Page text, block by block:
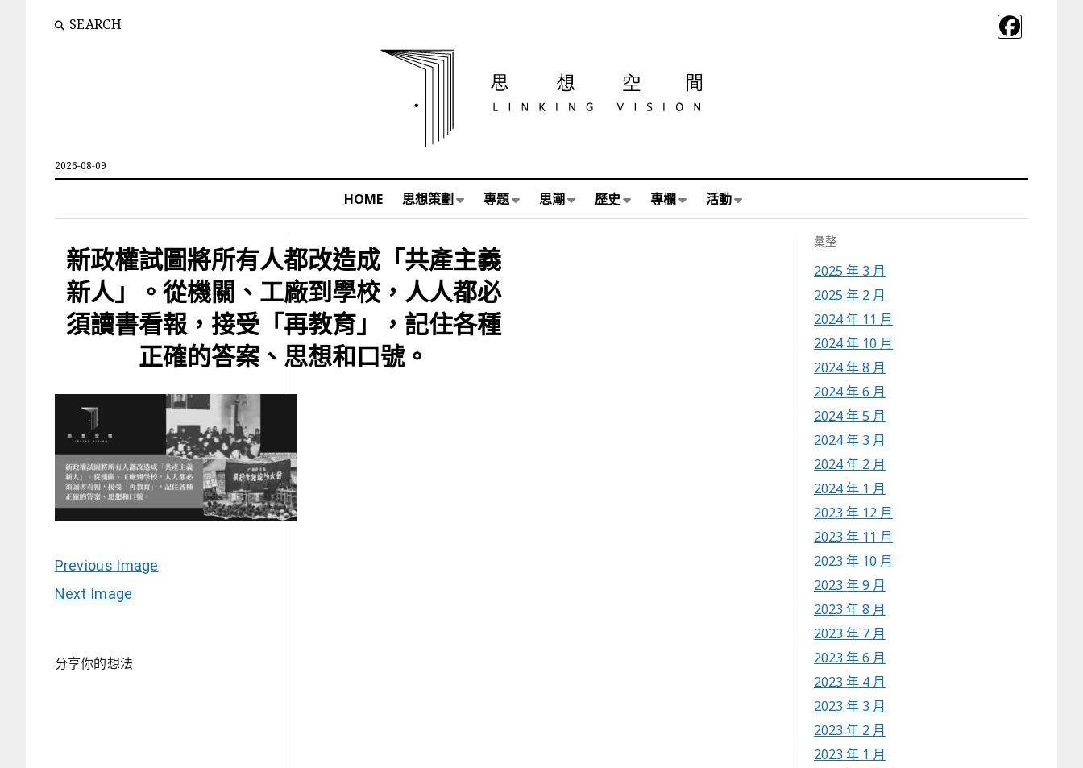
SEARCH
2026-08-09
HOME 思想策劃 專題 思潮 歷史 專欄 活動
新政權試圖將所有人都改造成「共產主義
新人」。從機關、工廠到學校，人人都必
須讀書看報，接受「再教育」，記住各種
正確的答案、思想和口號。
Previous Image
Next Image
分享你的想法
彙整
2025 年 3 月
2025 年 2 月
2024 年 11 月
2024 年 10 月
2024 年 8 月
2024 年 6 月
2024 年 5 月
2024 年 3 月
2024 年 2 月
2024 年 1 月
2023 年 12 月
2023 年 11 月
2023 年 10 月
2023 年 9 月
2023 年 8 月
2023 年 7 月
2023 年 6 月
2023 年 4 月
2023 年 3 月
2023 年 2 月
2023 年 1 月